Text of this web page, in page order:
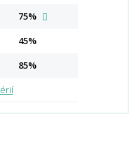
75%
45%
85%